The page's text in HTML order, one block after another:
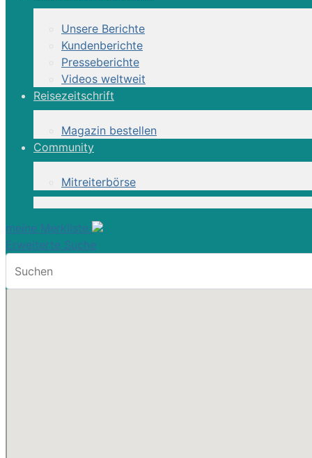
Unsere Berichte
Kundenberichte
Presseberichte
Videos weltweit
Reisezeitschrift
Magazin bestellen
Community
Mitreiterbörse
meine Merkliste
Erweiterte Suche
Unser Tipp
Urig-gemütliche Atmosphäre und familiäres Ambiente
Geselligkeit wird hier gross geschrieben.
Beschreibung &